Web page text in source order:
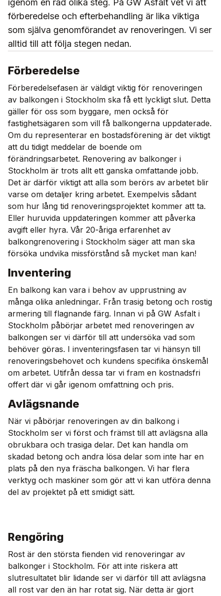
igenom en rad olika steg. På GW Asfalt vet vi att
förberedelse och efterbehandling är lika viktiga
som själva genomförandet av renoveringen. Vi ser
alltid till att följa stegen nedan.
Förberedelse
Förberedelsefasen är väldigt viktig för renoveringen
av balkongen i Stockholm ska få ett lyckligt slut. Detta
gäller för oss som byggare, men också för
fastighetsägaren som vill få balkongerna uppdaterade.
Om du representerar en bostadsförening är det viktigt
att du tidigt meddelar de boende om
förändringsarbetet. Renovering av balkonger i
Stockholm är trots allt ett ganska omfattande jobb.
Det är därför viktigt att alla som berörs av arbetet blir
varse om detaljer kring arbetet. Exempelvis sådant
som hur lång tid renoveringsprojektet kommer att ta.
Eller huruvida uppdateringen kommer att påverka
avgift eller hyra. Vår 20-åriga erfarenhet av
balkongrenovering i Stockholm säger att man ska
försöka undvika missförstånd så mycket man kan!
Inventering
En balkong kan vara i behov av upprustning av
många olika anledningar. Från trasig betong och rostig
armering till flagnande färg. Innan vi på GW Asfalt i
Stockholm påbörjar arbetet med renoveringen av
balkongen ser vi därför till att undersöka vad som
behöver göras. I inventeringsfasen tar vi hänsyn till
renoveringsbehovet och kundens specifika önskemål
om arbetet. Utifrån dessa tar vi fram en kostnadsfri
offert där vi går igenom omfattning och pris.
Avlägsnande
När vi påbörjar renoveringen av din balkong i
Stockholm ser vi först och främst till att avlägsna alla
obrukbara och trasiga delar. Det kan handla om
skadad betong och andra lösa delar som inte har en
plats på den nya fräscha balkongen. Vi har flera
verktyg och maskiner som gör att vi kan utföra denna
del av projektet på ett smidigt sätt.
Rengöring
Rost är den största fienden vid renoveringar av
balkonger i Stockholm. För att inte riskera att
slutresultatet blir lidande ser vi därför till att avlägsna
all rost var den än har rotat sig. När detta är gjort